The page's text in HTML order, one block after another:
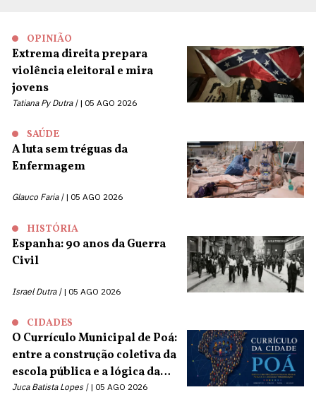
OPINIÃO
Extrema direita prepara
violência eleitoral e mira
jovens
Tatiana Py Dutra | 05 AGO 2026
SAÚDE
A luta sem tréguas da
Enfermagem
Glauco Faria | 05 AGO 2026
HISTÓRIA
Espanha: 90 anos da Guerra
Civil
Israel Dutra | 05 AGO 2026
CIDADES
O Currículo Municipal de Poá:
entre a construção coletiva da
escola pública e a lógica da
terceirização
Juca Batista Lopes | 05 AGO 2026